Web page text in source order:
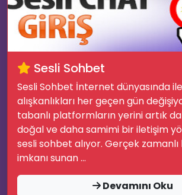
🔥
Sesli Sohbet
Sesli Sohbet İnternet dünyasında
alışkanlıkları her geçen gün
tabanlı platformların yerini artık
doğal ve daha samimi bir iletişim
sesli sohbet alıyor. Gerçek
imkanı sunan ...
Devamını Oku